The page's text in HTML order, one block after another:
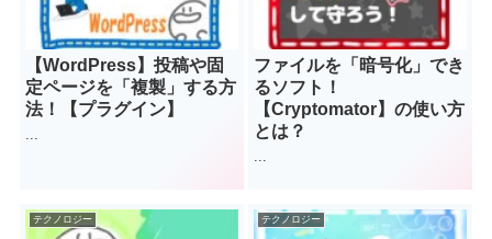
【WordPress】投稿や固
定ページを「複製」する方
法！【プラグイン】
ファイルを「暗号化」でき
るソフト！
【Cryptomator】の使い方
とは？
テクノロジー テクノロジー